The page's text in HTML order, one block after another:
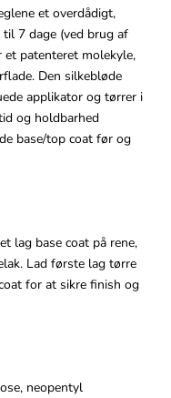
et overdådigt,
7 dage (ved brug af
et patenteret molekyle,
Den silkebløde
applikator og tørrer i
og holdbarhed
base/top coat før og
lag base coat på rene,
Lad første lag tørre
for at sikre finish og
neopentyl